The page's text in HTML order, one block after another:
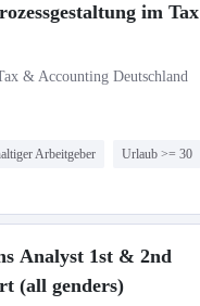
im Tax
& Accounting Deutschland
Arbeitgeber Urlaub >= 30
Analyst 1st & 2nd
(all genders)